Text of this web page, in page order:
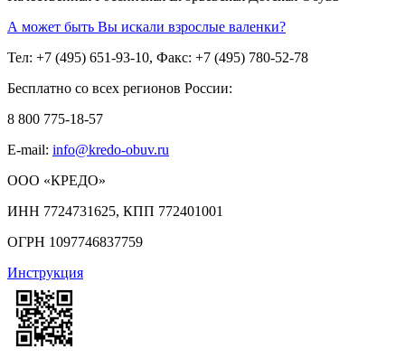
А может быть Вы искали взрослые валенки?
Тел: +7 (495) 651-93-10, Факс: +7 (495) 780-52-78
Бесплатно со всех регионов России:
8 800 775-18-57
E-mail: info@kredo-obuv.ru
ООО «КРЕДО»
ИНН 7724731625, КПП 772401001
ОГРН 1097746837759
Инструкция